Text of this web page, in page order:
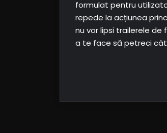
formulat pentru
repede la acțiunea
nu vor lipsi trailerele
a te face să petreci